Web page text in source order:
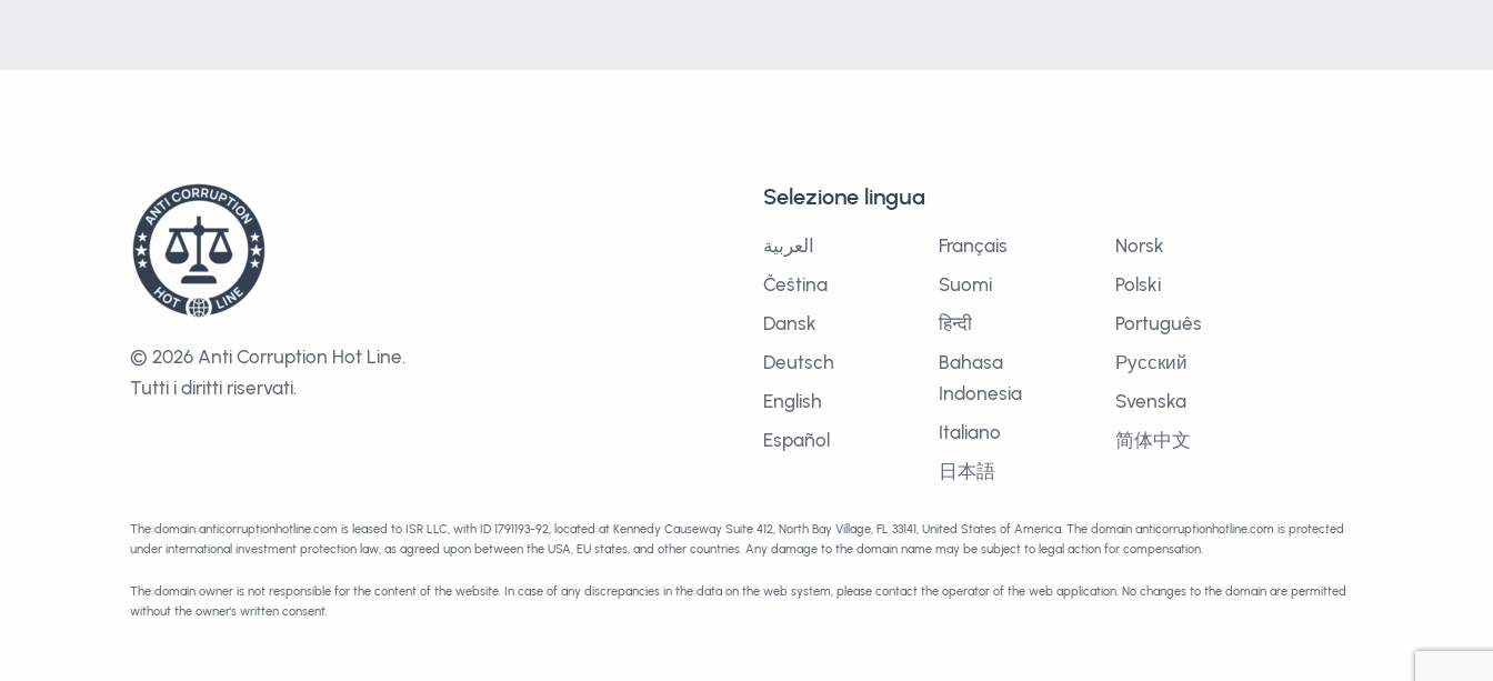
© 2026 Anti Corruption Hot Line.
Tutti i diritti riservati.
Selezione lingua
العربية
Čeština
Dansk
Deutsch
English
Español
Français
Suomi
हिन्दी
Bahasa
Indonesia
Italiano
日本語
Norsk
Polski
Português
Русский
Svenska
简体中文
The domain anticorruptionhotline.com is leased to ISR LLC, with ID 1791193-92, located at Kennedy Causeway Suite 412, North Bay Village, FL 33141, United States of America. The domain anticorruptionhotline.com is protected
under international investment protection law, as agreed upon between the USA, EU states, and other countries. Any damage to the domain name may be subject to legal action for compensation.
The domain owner is not responsible for the content of the website. In case of any discrepancies in the data on the web system, please contact the operator of the web application. No changes to the domain are permitted
without the owner's written consent.